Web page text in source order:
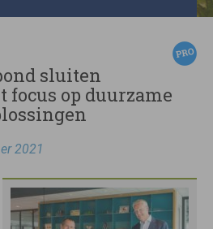
sluiten
op duurzame
2021